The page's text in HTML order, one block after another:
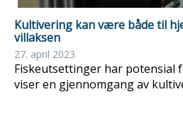
Kultivering kan være både til
villaksen
27. april 2023
Fiskeutsettinger har potensial
viser en gjennomgang av